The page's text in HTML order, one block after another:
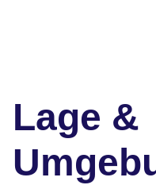
Lage &